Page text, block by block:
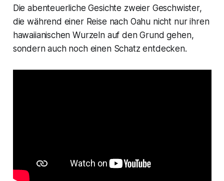
Die abenteuerliche Gesichte zweier Geschwister,
die während einer Reise nach Oahu nicht nur ihren
hawaiianischen Wurzeln auf den Grund gehen,
sondern auch noch einen Schatz entdecken.